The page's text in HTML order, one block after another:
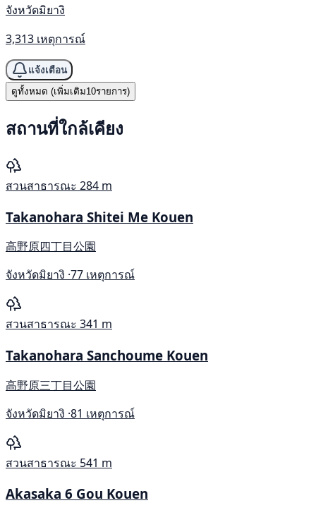
จังหวัดมิยางิ
3,313 เหตุการณ์
แจ้งเตือน
ดูทั้งหมด (เพิ่มเติม10รายการ)
สถานที่ใกล้เคียง
สวนสาธารณะ 284 m
Takanohara Shitei Me Kouen
高野原四丁目公園
จังหวัดมิยางิ ·77 เหตุการณ์
สวนสาธารณะ 341 m
Takanohara Sanchoume Kouen
高野原三丁目公園
จังหวัดมิยางิ ·81 เหตุการณ์
สวนสาธารณะ 541 m
Akasaka 6 Gou Kouen